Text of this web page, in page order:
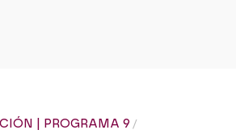
| PROGRAMA 9